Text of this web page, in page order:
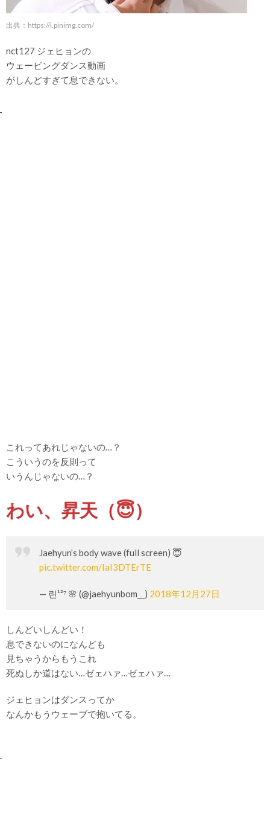
出典： https://i.pinimg.com/
nct127 ジェヒョンの
ウェービングダンス動画
がしんどすぎて息できない。
これってあれじゃないの…？
こういうのを反則って
いうんじゃないの…？
わい、昇天（😇）
Jaehyun’s body wave (full screen) 😇
pic.twitter.com/IaI3DTErTE
— 린¹²⁷ 🌸 (@jaehyunbom__) 2018年12月27日
しんどいしんどい！
息できないのになんども
見ちゃうからもうこれ
死ぬしか道はない…ゼェハァ…ゼェハァ…
ジェヒョンはダンスってか
なんかもうウェーブで抱いてる。